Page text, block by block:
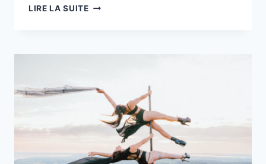
LIRE LA SUITESHOOTING